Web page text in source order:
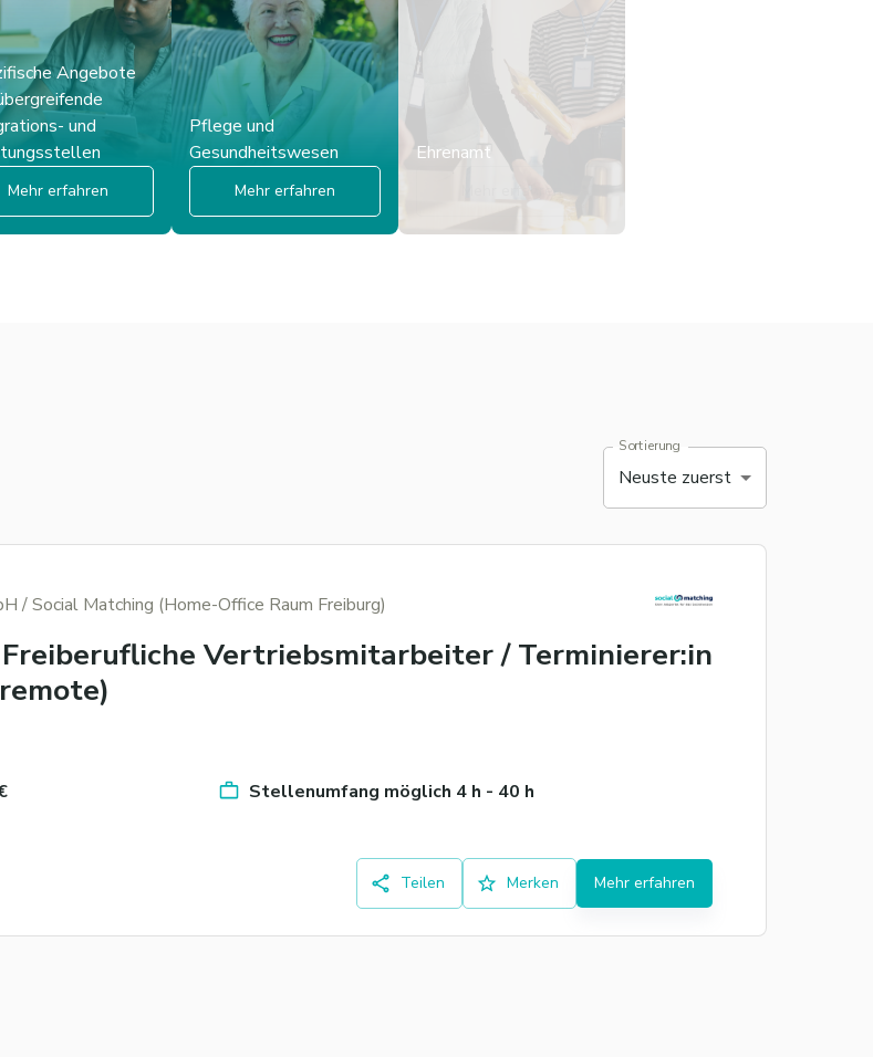
Angebote
und
Mehr erfahren
Pflege und
Gesundheitswesen
Mehr erfahren
Ehrenamt
Mehr erfahren
Sortierung
Neuste zuerst
/ Social Matching (Home-Office Raum Freiburg)
Vertriebsmitarbeiter / Terminierer:in
Stellenumfang möglich 4 h - 40 h
Teilen Merken Mehr erfahren